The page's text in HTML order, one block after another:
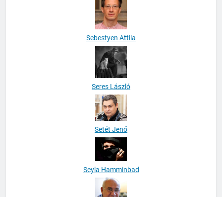
Sebestyen Attila
Seres László
Setét Jenő
Seyla Hamminbad